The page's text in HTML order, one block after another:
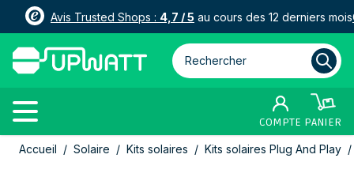
Avis Trusted Shops : 4,7 / 5 au cours des 12 derniers mois
Rechercher parmi plus de
COMPTE PANIER
Allez au contenu
Accueil / Solaire / Kits solaires / Kits solaires Plug And Play /